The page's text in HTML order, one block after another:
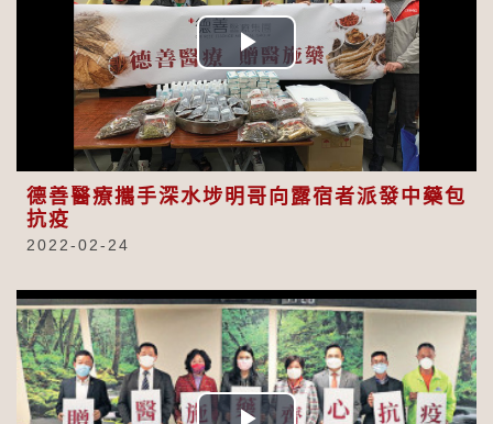
Play
Video
德善醫療攜手深水埗明哥向露宿者派發中藥包
抗疫
2022-02-24